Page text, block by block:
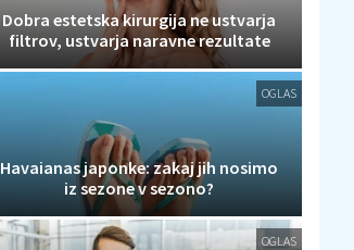
Dobra estetska kirurgija ne ustvarja
filtrov, ustvarja naravne rezultate
OGLAS
Havaianas japonke: zakaj jih nosimo
iz sezone v sezono?
OGLAS